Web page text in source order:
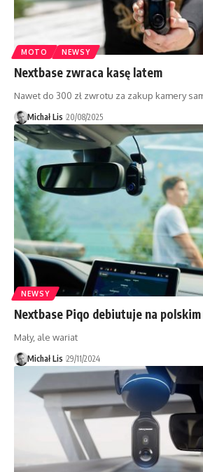
MOTO NEWSY
Nextbase zwraca kasę latem
Nawet do 300 zł zwrotu za zakup kamery
Michał Lis 20/08/2025
NEWSY
Nextbase Piqo debiutuje na
Mały, ale wariat
Michał Lis 29/11/2024